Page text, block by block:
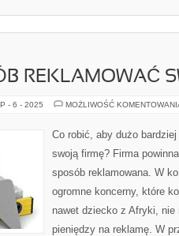
REKLAMOWAĆ
- 6 - 2025 MOŻLIWOŚĆ
Co robić, aby dużo
swoją firmę? Firma
sposób reklamowana. W
ogromne koncerny, które
nawet dziecko z Afryki, nie
pieniędzy na reklamę. W